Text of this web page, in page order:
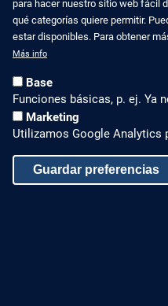
para hacer nuestro sitio web fácil
qué categorías quiere permitir.
estar disponibles. Para obtener
Más info
Base
Funciones básicas, p. ej. Ya
Marketing
Utilizamos Google Analytics
Guardar preferencias